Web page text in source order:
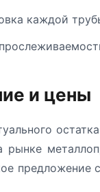
каждой
и цены
рынке
предложение